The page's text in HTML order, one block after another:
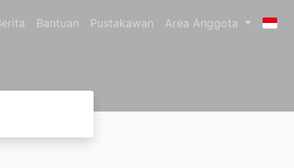
Bantuan Pustakawan Area Anggota